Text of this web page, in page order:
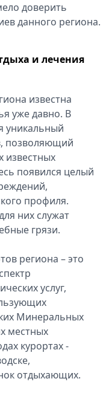
доверить
данного региона.
и лечения
известна
уже давно. В
уникальный
позволяющий
известных
появился целый
профиля.
них служат
грязи.
региона – это
услуг,
Минеральных
местных
курортах -
отдыхающих.